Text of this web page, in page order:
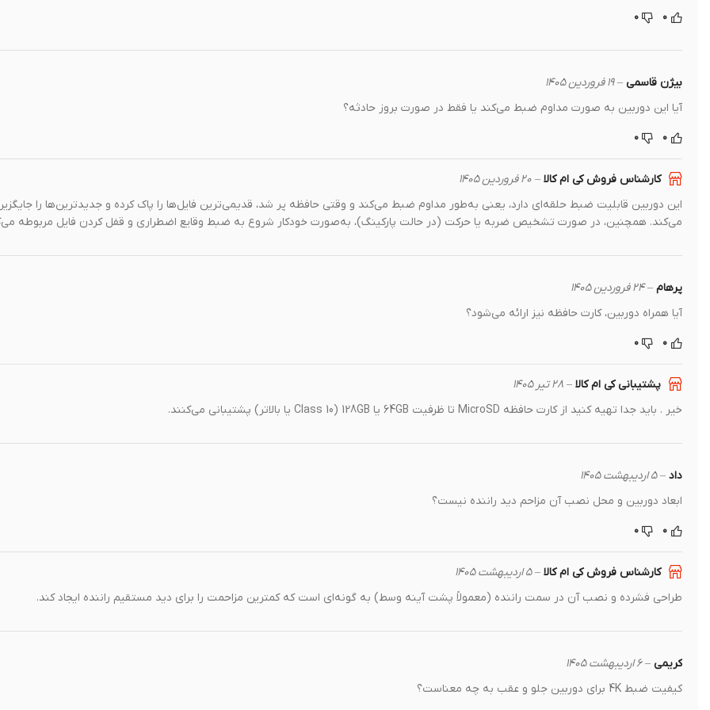
۰ ۰
بیژن قاسمی – ۱۹ فروردین ۱۴۰۵
آیا این دوربین به صورت مداوم ضبط می‌کند یا فقط در صورت بروز حادثه؟
۰
۰
کارشناس فروش کی ام کالا – ۲۰ فروردین ۱۴۰۵
این دوربین قابلیت ضبط حلقه‌ای دارد، یعنی به‌طور مداوم ضبط می‌کند و وقتی حافظه پر شد، قدیمی‌ترین فایل‌ها را پاک کرده و جدیدترین‌ها را
می‌کند. همچنین، در صورت تشخیص ضربه یا حرکت (در حالت پارکینگ)، به‌صورت خودکار شروع به ضبط وقایع اضطراری و قفل کردن فایل مربوطه
پرهام – ۲۴ فروردین ۱۴۰۵
آیا همراه دوربین، کارت حافظه نیز ارائه می‌شود؟
۰
۰
پشتیبانی کی ام کالا – ۲۸ تیر ۱۴۰۵
خیر . باید جدا تهیه کنید از کارت حافظه MicroSD تا ظرفیت 64GB یا 128GB (Class 10 یا بالاتر) پشتیبانی می‌کنند.
داد – ۵ اردیبهشت ۱۴۰۵
ابعاد دوربین و محل نصب آن مزاحم دید راننده نیست؟
۰
۰
کارشناس فروش کی ام کالا – ۵ اردیبهشت ۱۴۰۵
طراحی فشرده و نصب آن در سمت راننده (معمولاً پشت آینه وسط) به گونه‌ای است که کمترین مزاحمت را برای دید مستقیم راننده ایجاد کند.
کریمی – ۶ اردیبهشت ۱۴۰۵
کیفیت ضبط 4K برای دوربین جلو و عقب به چه معناست؟